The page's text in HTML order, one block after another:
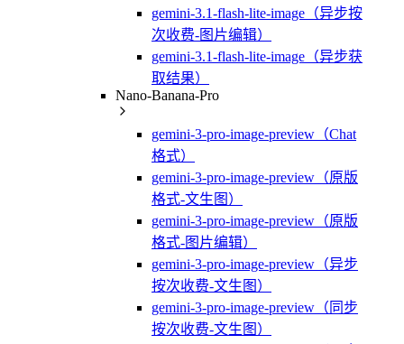
gemini-3.1-flash-lite-image（异步按
次收费-图片编辑）
gemini-3.1-flash-lite-image（异步获
取结果）
Nano-Banana-Pro
gemini-3-pro-image-preview（Chat
格式）
gemini-3-pro-image-preview（原版
格式-文生图）
gemini-3-pro-image-preview（原版
格式-图片编辑）
gemini-3-pro-image-preview（异步
按次收费-文生图）
gemini-3-pro-image-preview（同步
按次收费-文生图）